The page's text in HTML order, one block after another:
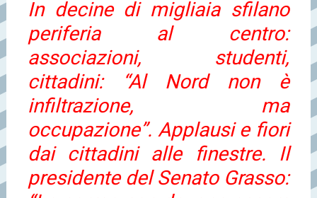
In decine di migliaia sfilano
periferia al centro:
associazioni, studenti,
cittadini: “Al Nord non è
infiltrazione, ma
occupazione”. Applausi e fiori
dai cittadini alle finestre. Il
presidente del Senato Grasso: